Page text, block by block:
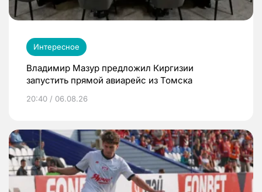
Интересное
Владимир Мазур предложил Киргизии
запустить прямой авиарейс из Томска
20:40 / 06.08.26